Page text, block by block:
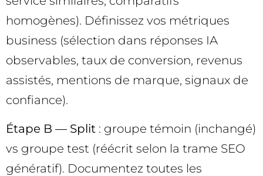
homogènes). Définissez vos métriques
business (sélection dans réponses IA
observables, taux de conversion, revenus
assistés, mentions de marque, signaux de
confiance).
Étape B — Split : groupe témoin (inchangé)
vs groupe test (réécrit selon la trame SEO
génératif). Documentez toutes les